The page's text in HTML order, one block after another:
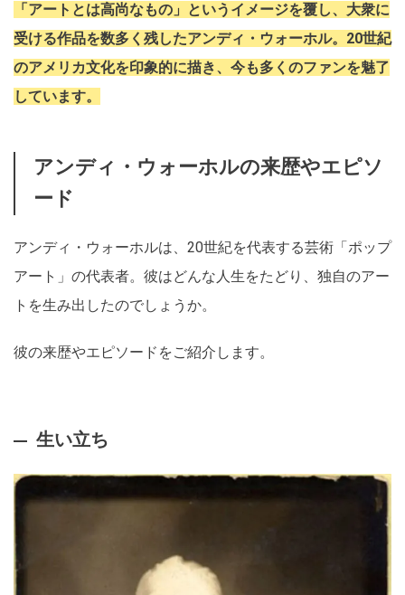
「アートとは高尚なもの」というイメージを覆し、大衆に
受ける作品を数多く残したアンディ・ウォーホル。20世紀
のアメリカ文化を印象的に描き、今も多くのファンを魅了
しています。
アンディ・ウォーホルの来歴やエピソ
ード
アンディ・ウォーホルは、20世紀を代表する芸術「ポップ
アート」の代表者。彼はどんな人生をたどり、独自のアー
トを生み出したのでしょうか。
彼の来歴やエピソードをご紹介します。
生い立ち